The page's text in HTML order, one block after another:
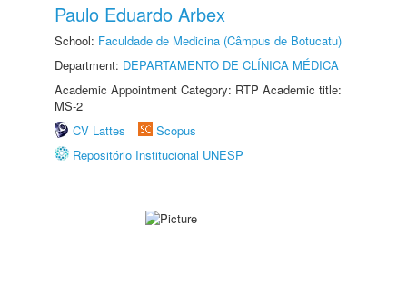
Paulo Eduardo Arbex
School: Faculdade de Medicina (Câmpus de Botucatu)
Department: DEPARTAMENTO DE CLÍNICA MÉDICA
Academic Appointment Category: RTP Academic title:
MS-2
CV Lattes
Scopus
Repositório Institucional UNESP